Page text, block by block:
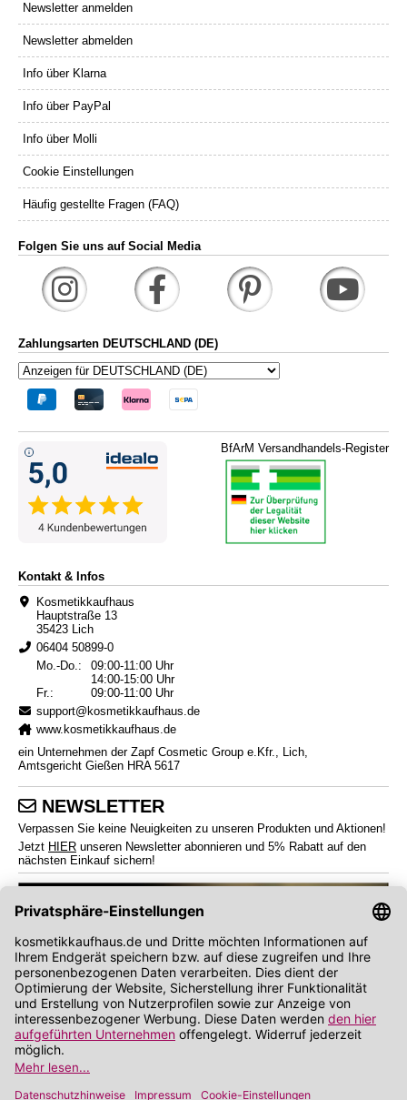
Newsletter anmelden
Newsletter abmelden
Info über Klarna
Info über PayPal
Info über Molli
Cookie Einstellungen
Häufig gestellte Fragen (FAQ)
Folgen Sie uns auf Social Media
Zahlungsarten DEUTSCHLAND (DE)
BfArM Versandhandels-Register
Kontakt & Infos
Kosmetikkaufhaus
Hauptstraße 13
35423 Lich
06404 50899-0
Mo.-Do.:
09:00-11:00 Uhr
14:00-15:00 Uhr
Fr.:
09:00-11:00 Uhr
support@kosmetikkaufhaus.de
www.kosmetikkaufhaus.de
ein Unternehmen der Zapf Cosmetic Group e.Kfr., Lich,
Amtsgericht Gießen HRA 5617
NEWSLETTER
Verpassen Sie keine Neuigkeiten zu unseren Produkten und Aktionen!
Jetzt HIER unseren Newsletter abonnieren und 5% Rabatt auf den
nächsten Einkauf sichern!
*
Angabe zu Rabatt und Preisnachlass bezieht sich auf die Preisempfehlung des